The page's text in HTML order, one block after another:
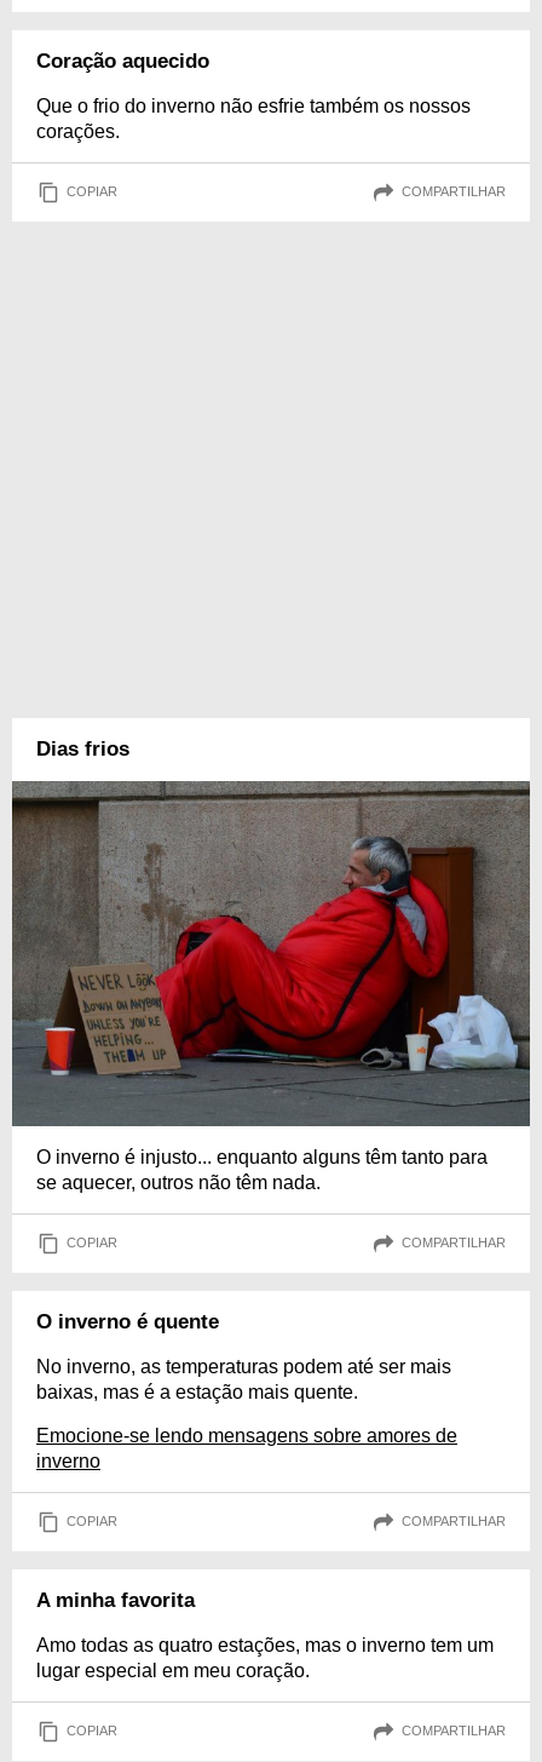
Coração aquecido
Que o frio do inverno não esfrie também os nossos
corações.
COPIAR COMPARTILHAR
Dias frios
O inverno é injusto... enquanto alguns têm tanto para
se aquecer, outros não têm nada.
COPIAR COMPARTILHAR
O inverno é quente
No inverno, as temperaturas podem até ser mais
baixas, mas é a estação mais quente.
Emocione-se lendo mensagens sobre amores de
inverno
COPIAR COMPARTILHAR
A minha favorita
Amo todas as quatro estações, mas o inverno tem um
lugar especial em meu coração.
COPIAR COMPARTILHAR